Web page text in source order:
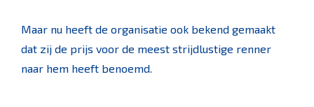
Maar nu heeft de organisatie ook bekend gemaakt
dat zij de prijs voor de meest strijdlustige renner
naar hem heeft benoemd.